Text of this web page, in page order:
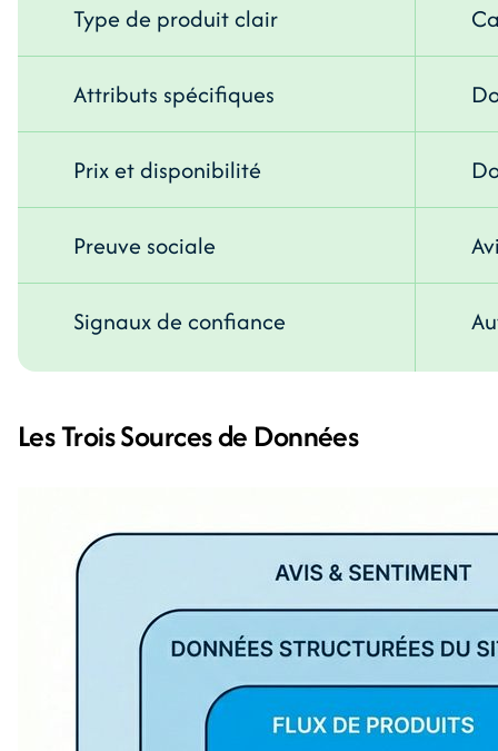
Type de produit clair
Attributs spécifiques
Prix et disponibilité
Preuve sociale
Signaux de confiance
Les Trois Sources de Données